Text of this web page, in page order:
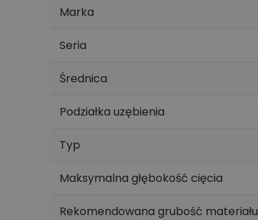
Marka
Seria
Średnica
Podziałka uzębienia
Typ
Maksymalna głębokość cięcia
Rekomendowana grubość materiału